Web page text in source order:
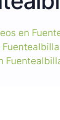
en
Fuentealbilla